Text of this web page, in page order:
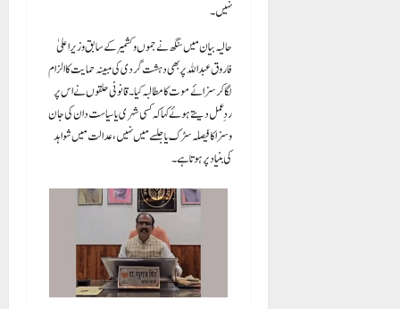
نہیں۔
حالیہ بیان میں سنگھ نے جموں و کشمیر کے سابق وزیر اعلیٰ
فاروق عبداللہ پر بھی دہشت گردی کی مبینہ حمایت کا الزام
لگا کر سزائے موت کا مطالبہ کیا۔ قانونی حلقوں نے اس پر
ردِ عمل دیتے ہوئے کہا کہ کسی شہری یا سیاست دان کی جان
و سزا کا فیصلہ سڑک یا جلسے میں نہیں، عدالت میں شواہد
کی بنیاد پر ہوتا ہے۔